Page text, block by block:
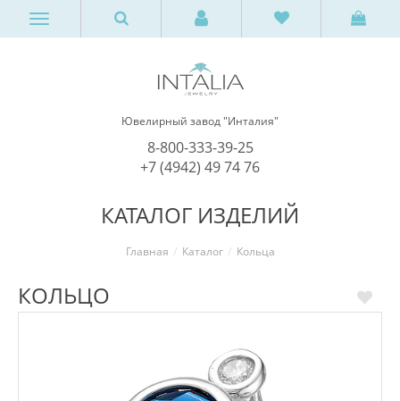
Ювелирный завод "Инталия"
8-800-333-39-25
+7 (4942) 49 74 76
КАТАЛОГ ИЗДЕЛИЙ
Главная Каталог Кольца
КОЛЬЦО